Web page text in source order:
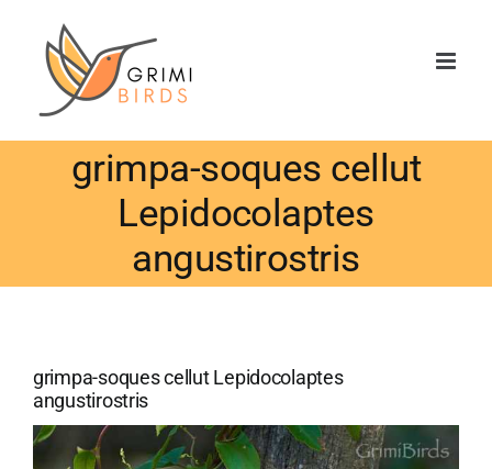
contenido
grimpa-soques cellut
Lepidocolaptes
angustirostris
grimpa-soques cellut Lepidocolaptes
angustirostris